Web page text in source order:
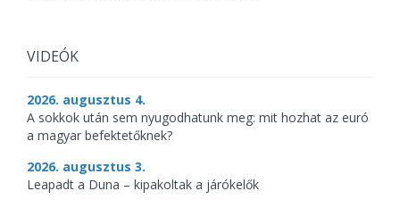
VIDEÓK
2026. augusztus 4.
A sokkok után sem nyugodhatunk meg: mit hozhat az euró
a magyar befektetőknek?
2026. augusztus 3.
Leapadt a Duna – kipakoltak a járókelők